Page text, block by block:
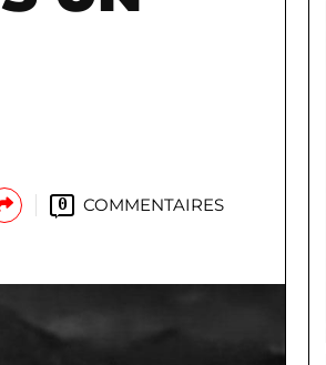
0 COMMENTAIRES